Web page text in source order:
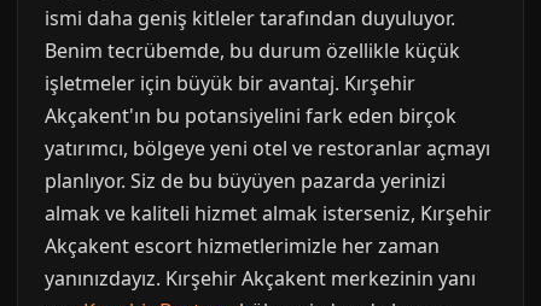
ismi daha geniş kitleler tarafından duyuluyor.
Benim tecrübemde, bu durum özellikle küçük
işletmeler için büyük bir avantaj. Kırşehir
Akçakent'ın bu potansiyelini fark eden birçok
yatırımcı, bölgeye yeni otel ve restoranlar açmayı
planlıyor. Siz de bu büyüyen pazarda yerinizi
almak ve kaliteli hizmet almak isterseniz, Kırşehir
Akçakent escort hizmetlerimizle her zaman
yanınızdayız. Kırşehir Akçakent merkezinin yanı